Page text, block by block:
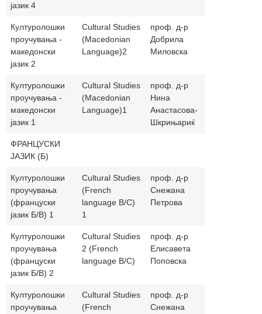
јазик 4
Културолошки
проучувања -
македонски
јазик 2
Cultural Studies
(Macedonian
Language)2
проф. д-р
Добрила
Миловска
Културолошки
проучувања -
македонски
јазик 1
Cultural Studies
(Macedonian
Language)1
проф. д-р
Нина
Анастасова-
Шкрињариќ
ФРАНЦУСКИ
ЈАЗИК (Б)
Културолошки
проучувања
(француски
јазик Б/В) 1
Cultural Studies
(French
language B/C)
1
проф. д-р
Снежана
Петрова
Културолошки
проучувања
(француски
јазик Б/В) 2
Cultural Studies
2 (French
language B/C)
проф. д-р
Елисавета
Поповска
Културолошки
проучувања
Cultural Studies
(French
проф. д-р
Снежана